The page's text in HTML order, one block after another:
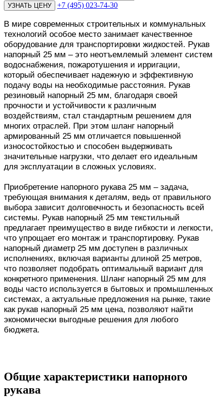
+7 (495) 023-74-30
В мире современных строительных и коммунальных
технологий особое место занимает качественное
оборудование для транспортировки жидкостей. Рукав
напорный 25 мм – это неотъемлемый элемент систем
водоснабжения, пожаротушения и ирригации,
который обеспечивает надежную и эффективную
подачу воды на необходимые расстояния. Рукав
резиновый напорный 25 мм, благодаря своей
прочности и устойчивости к различным
воздействиям, стал стандартным решением для
многих отраслей. При этом шланг напорный
армированный 25 мм отличается повышенной
износостойкостью и способен выдерживать
значительные нагрузки, что делает его идеальным
для эксплуатации в сложных условиях.
Приобретение напорного рукава 25 мм – задача,
требующая внимания к деталям, ведь от правильного
выбора зависит долговечность и безопасность всей
системы. Рукав напорный 25 мм текстильный
предлагает преимущество в виде гибкости и легкости,
что упрощает его монтаж и транспортировку. Рукав
напорный диаметр 25 мм доступен в различных
исполнениях, включая варианты длиной 25 метров,
что позволяет подобрать оптимальный вариант для
конкретного применения. Шланг напорный 25 мм для
воды часто используется в бытовых и промышленных
системах, а актуальные предложения на рынке, такие
как рукав напорный 25 мм цена, позволяют найти
экономически выгодные решения для любого
бюджета.
Общие характеристики напорного
рукава